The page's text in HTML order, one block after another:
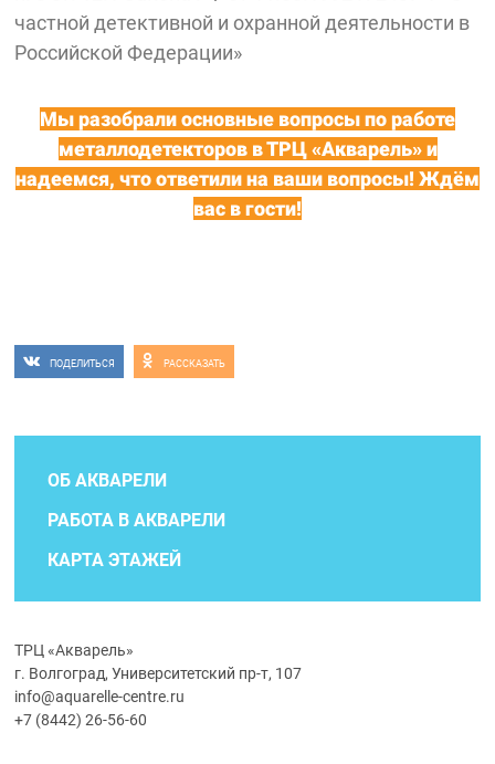
частной детективной и охранной деятельности в
Российской Федерации»
Мы разобрали основные вопросы по работе
металлодетекторов в ТРЦ «Акварель» и
надеемся, что ответили на ваши вопросы! Ждём
вас в гости!
ПОДЕЛИТЬСЯ РАССКАЗАТЬ
ОБ АКВАРЕЛИ
РАБОТА В АКВАРЕЛИ
КАРТА ЭТАЖЕЙ
ТРЦ «Акварель»
г. Волгоград, Университетский пр-т, 107
info@aquarelle-centre.ru
+7 (8442) 26-56-60